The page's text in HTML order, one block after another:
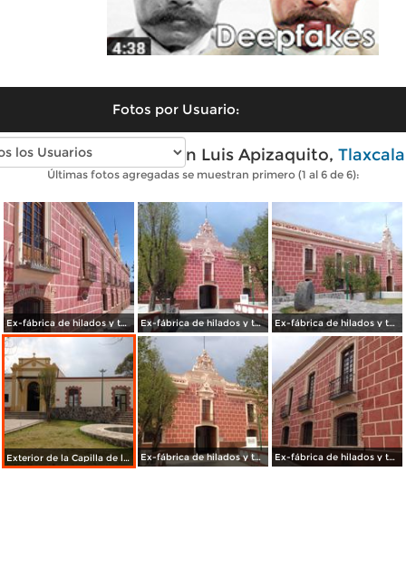
Fotos por Usuario:
Fotos modernas de San Luis Apizaquito, Tlaxcala
Últimas fotos agregadas se muestran primero (1 al 6 de 6):
Ex-fábrica de hilados y tejidos de San Luis Apizaquito. Febrero/2018 Ex-fábrica de hilados y tejidos de San Luis Apizaquito (1897). Abril/2017 Ex-fábrica de hilados y tejidos de San Luis Apizaquito (1897). Abril/2017
Exterior de la Capilla de la ex-fábrica de San Luis Apizaquito. Abril/2017 Ex-fábrica de hilados y tejidos de San Luis Apizaquito (1897). Abril/2017 Ex-fábrica de hilados y tejidos de San Luis Apizaquito (1897). Abril/2017